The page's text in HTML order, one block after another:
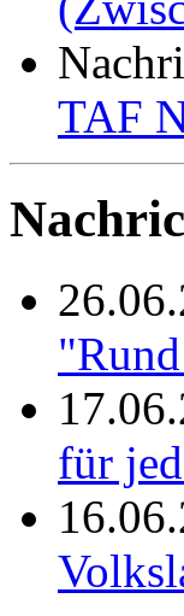
TAF
für